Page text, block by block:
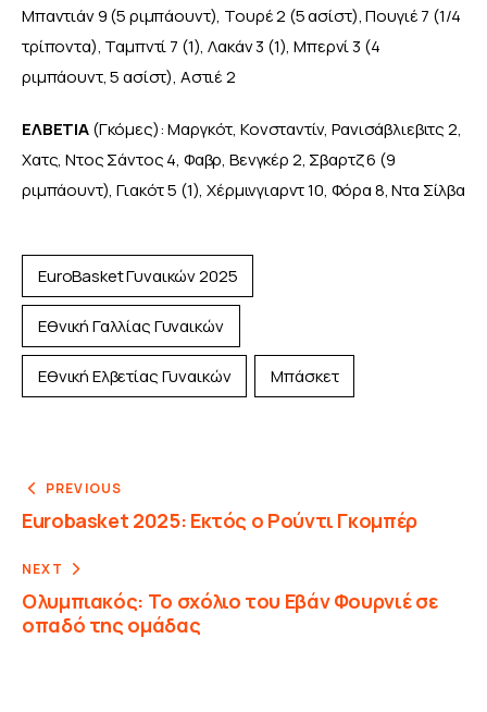
Μπαντιάν 9 (5 ριμπάουντ), Τουρέ 2 (5 ασίστ), Πουγιέ 7 (1/4
τρίποντα), Ταμπντί 7 (1), Λακάν 3 (1), Μπερνί 3 (4
ριμπάουντ, 5 ασίστ), Αστιέ 2
ΕΛΒΕΤΙΑ (Γκόμες): Μαργκότ, Κονσταντίν, Ρανισάβλιεβιτς 2,
Χατς, Ντος Σάντος 4, Φαβρ, Βενγκέρ 2, Σβαρτζ 6 (9
ριμπάουντ), Γιακότ 5 (1), Χέρμινγιαρντ 10, Φόρα 8, Ντα Σίλβα
EuroBasket Γυναικών 2025
Εθνική Γαλλίας Γυναικών
Εθνική Ελβετίας Γυναικών Μπάσκετ
PREVIOUS
Eurobasket 2025: Εκτός ο Ρούντι Γκομπέρ
NEXT
Ολυμπιακός: Το σχόλιο του Εβάν Φουρνιέ σε
οπαδό της ομάδας